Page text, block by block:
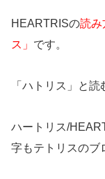
HEARTRISの読み
ス」 です。
「ハトリス」と
ハートリス/
字もテトリスのブ